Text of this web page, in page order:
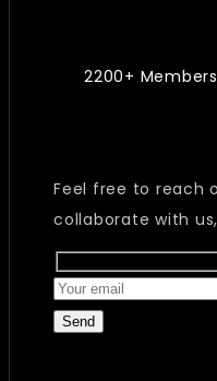
2200+ Members
Feel free to reach
collaborate with
Send